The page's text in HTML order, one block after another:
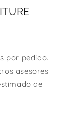
por pedido.
asesores
de